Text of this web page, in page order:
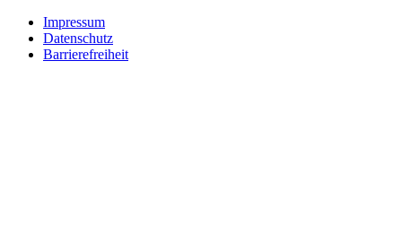
Impressum
Datenschutz
Barrierefreiheit